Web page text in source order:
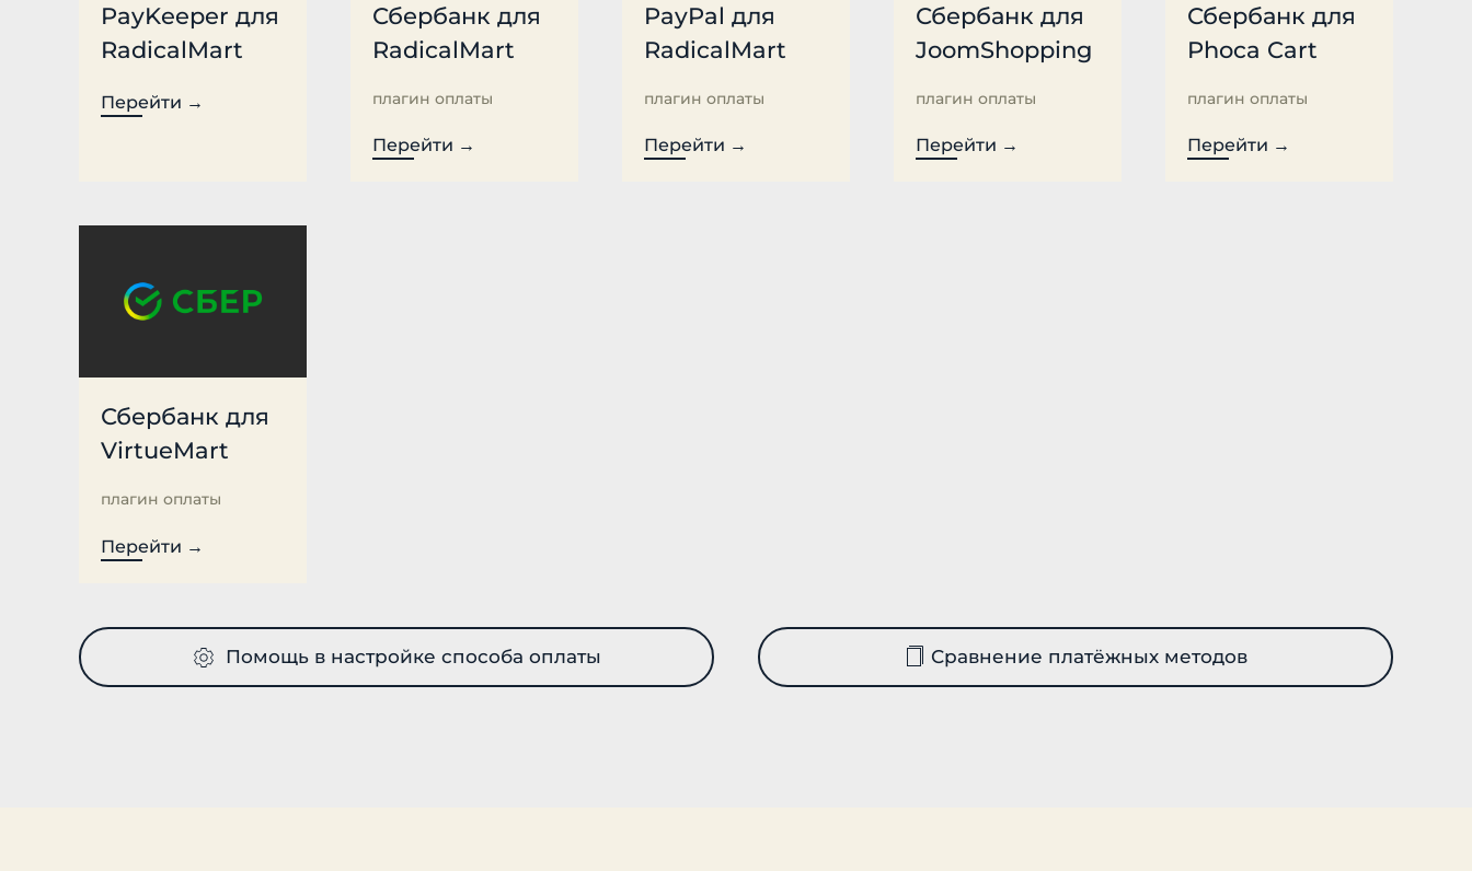
PayKeeper для
RadicalMart
Перейти →
Сбербанк для
RadicalMart
плагин оплаты
Перейти →
PayPal для
RadicalMart
плагин оплаты
Перейти →
Сбербанк для
JoomShopping
плагин оплаты
Перейти →
Сбербанк для
Phoca Cart
плагин оплаты
Перейти →
Сбербанк для
VirtueMart
плагин оплаты
Перейти →
Помощь в настройке способа оплаты Сравнение платёжных методов